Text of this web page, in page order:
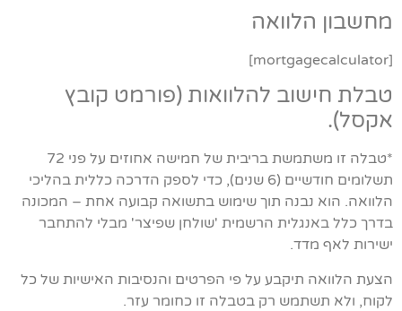
מחשבון הלוואה
[mortgagecalculator]
טבלת חישוב להלוואות (פורמט קובץ
אקסל).
*טבלה זו משתמשת בריבית של חמישה אחוזים על פני 72
תשלומים חודשיים (6 שנים), כדי לספק הדרכה כללית בהליכי
הלוואה. הוא נבנה תוך שימוש בתשואה קבועה אחת – המכונה
בדרך כלל באנגלית הרשמית 'שולחן שפיצר' מבלי להתחבר
ישירות לאף מדד.
הצעת הלוואה תיקבע על פי הפרטים והנסיבות האישיות של כל
לקוח, ולא תשתמש רק בטבלה זו כחומר עזר.